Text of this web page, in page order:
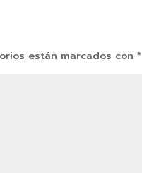
están marcados con*